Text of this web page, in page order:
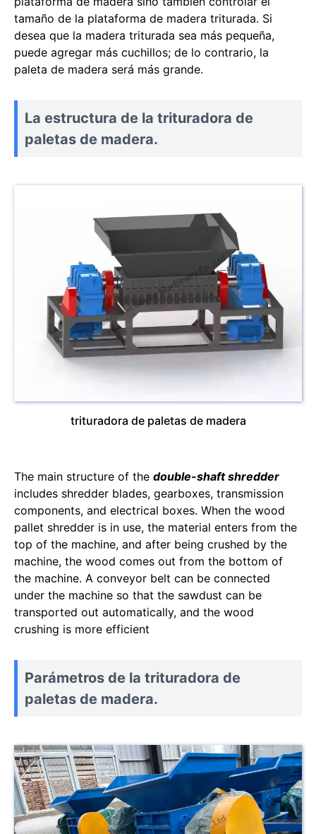
tamaño de la plataforma de madera triturada. Si
desea que la madera triturada sea más pequeña,
puede agregar más cuchillos; de lo contrario, la
paleta de madera será más grande.
La estructura de la trituradora de
paletas de madera.
trituradora de paletas de madera
The main structure of the double-shaft shredder
includes shredder blades, gearboxes, transmission
components, and electrical boxes. When the wood
pallet shredder is in use, the material enters from the
top of the machine, and after being crushed by the
machine, the wood comes out from the bottom of
the machine. A conveyor belt can be connected
under the machine so that the sawdust can be
transported out automatically, and the wood
crushing is more efficient
Parámetros de la trituradora de
paletas de madera.